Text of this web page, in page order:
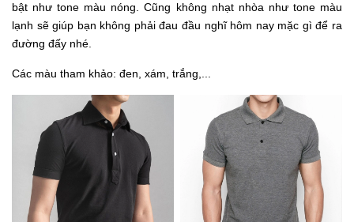
bật như tone màu nóng. Cũng không nhạt nhòa như tone màu
lạnh sẽ giúp bạn không phải đau đầu nghĩ hôm nay mặc gì để ra
đường đấy nhé.
Các màu tham khảo: đen, xám, trắng,...